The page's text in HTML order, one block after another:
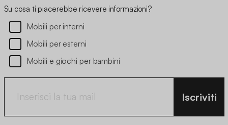
Su cosa ti piacerebbe ricevere informazioni?
Mobili per interni
Mobili per esterni
Mobili e giochi per bambini
Iscriviti